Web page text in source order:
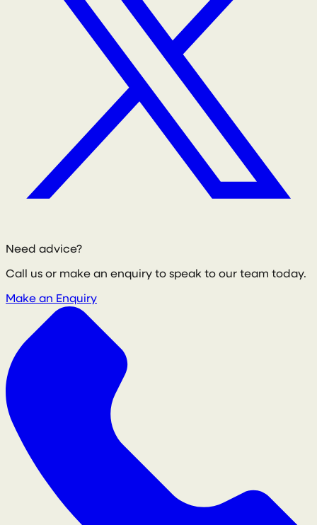
Need advice?
Call us or make an enquiry to speak to our team today.
Make an Enquiry